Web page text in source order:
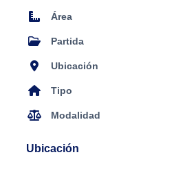
Área
Partida
Ubicación
Tipo
Modalidad
Ubicación